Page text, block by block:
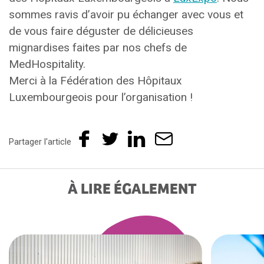
sommes ravis d’avoir pu échanger avec vous et
de vous faire déguster de délicieuses
mignardises faites par nos chefs de
MedHospitality.
Merci à la Fédération des Hôpitaux
Luxembourgeois pour l’organisation !
Partager l'article
À LIRE ÉGALEMENT